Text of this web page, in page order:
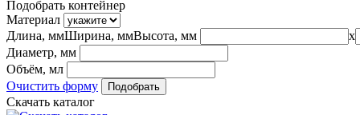
Подобрать контейнер
Материал
Длина, ммШирина, ммВысота, мм
x
Диаметр, мм
Объём, мл
Очистить форму
Скачать каталог